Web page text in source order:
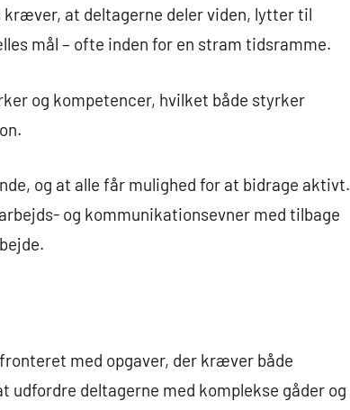
kræver, at deltagerne deler viden, lytter til
mål – ofte inden for en stram tidsramme.
og kompetencer, hvilket både styrker
og at alle får mulighed for at bidrage aktivt.
og kommunikationsevner med tilbage
med opgaver, der kræver både
deltagerne med komplekse gåder og